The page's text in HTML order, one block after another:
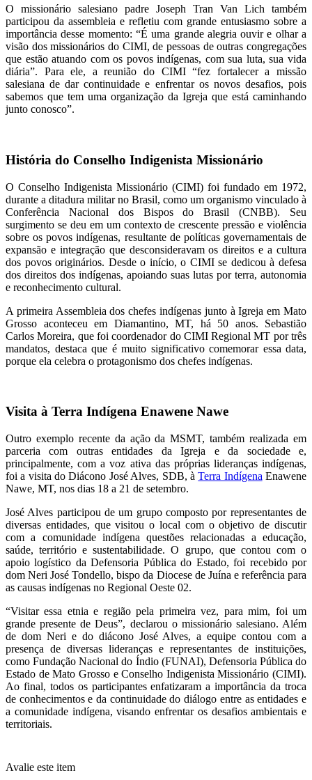
O missionário salesiano padre Joseph Tran Van Lich também
participou da assembleia e refletiu com grande entusiasmo sobre a
importância desse momento: “É uma grande alegria ouvir e olhar a
visão dos missionários do CIMI, de pessoas de outras congregações
que estão atuando com os povos indígenas, com sua luta, sua vida
diária”. Para ele, a reunião do CIMI “fez fortalecer a missão
salesiana de dar continuidade e enfrentar os novos desafios, pois
sabemos que tem uma organização da Igreja que está caminhando
junto conosco”.
História do Conselho Indigenista Missionário
O Conselho Indigenista Missionário (CIMI) foi fundado em 1972,
durante a ditadura militar no Brasil, como um organismo vinculado à
Conferência Nacional dos Bispos do Brasil (CNBB). Seu
surgimento se deu em um contexto de crescente pressão e violência
sobre os povos indígenas, resultante de políticas governamentais de
expansão e integração que desconsideravam os direitos e a cultura
dos povos originários. Desde o início, o CIMI se dedicou à defesa
dos direitos dos indígenas, apoiando suas lutas por terra, autonomia
e reconhecimento cultural.
A primeira Assembleia dos chefes indígenas junto à Igreja em Mato
Grosso aconteceu em Diamantino, MT, há 50 anos. Sebastião
Carlos Moreira, que foi coordenador do CIMI Regional MT por três
mandatos, destaca que é muito significativo comemorar essa data,
porque ela celebra o protagonismo dos chefes indígenas.
Visita à Terra Indígena Enawene Nawe
Outro exemplo recente da ação da MSMT, também realizada em
parceria com outras entidades da Igreja e da sociedade e,
principalmente, com a voz ativa das próprias lideranças indígenas,
foi a visita do Diácono José Alves, SDB, àTerra Indígena Enawene
Nawe, MT, nos dias 18 a 21 de setembro.
José Alves participou de um grupo composto por representantes de
diversas entidades, que visitou o local com o objetivo de discutir
com a comunidade indígena questões relacionadas a educação,
saúde, território e sustentabilidade. O grupo, que contou com o
apoio logístico da Defensoria Pública do Estado, foi recebido por
dom Neri José Tondello, bispo da Diocese de Juína e referência para
as causas indígenas no Regional Oeste 02.
“Visitar essa etnia e região pela primeira vez, para mim, foi um
grande presente de Deus”, declarou o missionário salesiano. Além
de dom Neri e do diácono José Alves, a equipe contou com a
presença de diversas lideranças e representantes de instituições,
como Fundação Nacional do Índio (FUNAI), Defensoria Pública do
Estado de Mato Grosso e Conselho Indigenista Missionário (CIMI).
Ao final, todos os participantes enfatizaram a importância da troca
de conhecimentos e da continuidade do diálogo entre as entidades e
a comunidade indígena, visando enfrentar os desafios ambientais e
territoriais.
Avalie este item